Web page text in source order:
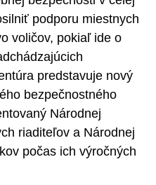
podporu miestnych
voličov, pokiaľ ide o
predstavuje nový
bezpečnostného
Národnej
riaditeľov a Národnej
počas ich výročných